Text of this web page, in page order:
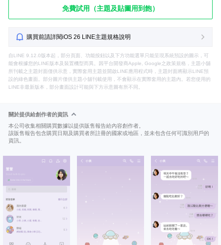
免費試用（主題及貼圖用到飽）
購買前請詳閱iOS 26 LINE主題規格說明
自LINE 9.12.0版本起，部分頁面、功能按鈕以及下方功能選單只能呈現系統預設的圖示，可
能會根據您的LINE版本及裝置機型而異。因平台開發商Apple, Google之政策規格，主題小舖
所刊載之主題封面僅供示意，實際套用主題並開啟LINE應用程式時，主題封面將顯示LINE預
設的綠色畫面。部分圖片僅供主題小舖刊載使用，不會顯示在實際套用的主題內。若您使用的
LINE非最新版本，部分畫面設計可能與下方示意圖有所不同。
關於提供給創作者的資訊
本公司收集相關購買數據以提供販售報告給內容創作者。
該販售報告包含購買日期及購買者所註冊的國家或地區，並未包含任何可識別用戶的
資訊。